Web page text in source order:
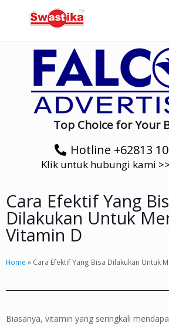
Top Choice for Your
Hotline +62813
Klik untuk hubungi kami >>
Cara Efektif Yang
Dilakukan Untuk
Vitamin D
Home » Cara Efektif Yang Bisa Dilakukan Untuk
Biasanya, vitamin yang seringkali